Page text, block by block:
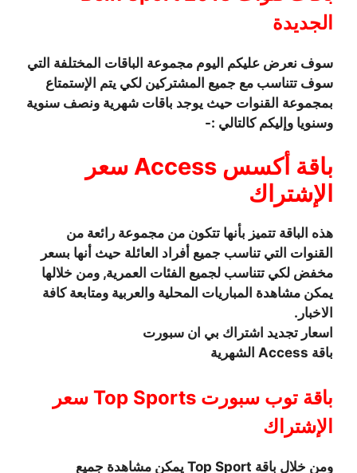
الجديدة
سوف نعرض عليكم اليوم مجموعة الباقات المختلفة التي
سوف تتناسب مع جميع المشتركين لكي يتم الإستمتاع
بمجموعة القنوات حيث يوجد باقات شهرية ونصف سنوية
وسنويا وإليكم كالتالي :-
باقة أكسس Access سعر
الإشتراك
هذه الباقة تتميز بأنها تتكون من مجموعة رائعة من
القنوات التي تناسب جميع أفراد العائلة حيث أنها بسعر
مخفض لكي تتناسب لجميع الفئات العمرية, ومن خلالها
يمكن مشاهدة المباريات المحلية والعربية ومتابعة كافة
الاخبار.
اسعار تجديد اشتراك بي ان سبورت
باقة Access الشهرية
باقة توب سبورت Top Sports سعر
الإشتراك
ومن خلال باقة Top Sport يمكن مشاهدة جميع